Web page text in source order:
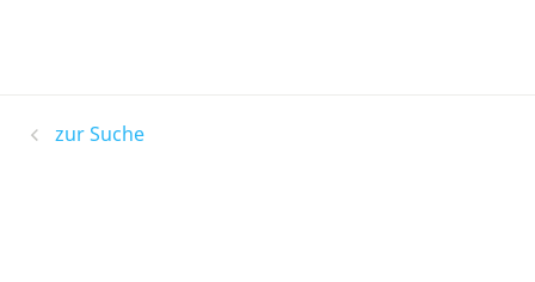
zur Suche